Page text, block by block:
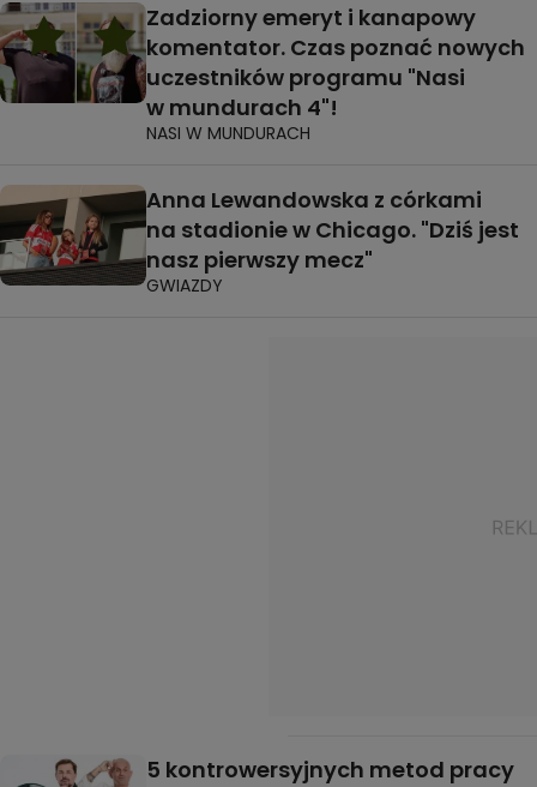
Zadziorny emeryt i kanapowy
komentator. Czas poznać nowych
uczestników programu "Nasi
w mundurach 4"!
NASI W MUNDURACH
Anna Lewandowska z córkami
na stadionie w Chicago. "Dziś jest
nasz pierwszy mecz"
GWIAZDY
5 kontrowersyjnych metod pracy